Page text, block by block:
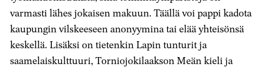
varmasti lähes jokaisen makuun. Täällä voi pappi kadota
kaupungin vilskeeseen anonyymina tai elää yhteisönsä
keskellä. Lisäksi on tietenkin Lapin tunturit ja
saamelaiskulttuuri, Torniojokilaakson Meän kieli ja